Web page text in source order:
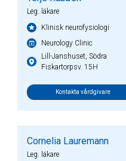
Leg. läkare
Klinisk neurofysiologi
Neurology Clinic
Lill-Janshuset, Södra
Fiskartorpsv. 15H
Kontakta vårdgivare
Cornelia Lauremann
Leg. läkare